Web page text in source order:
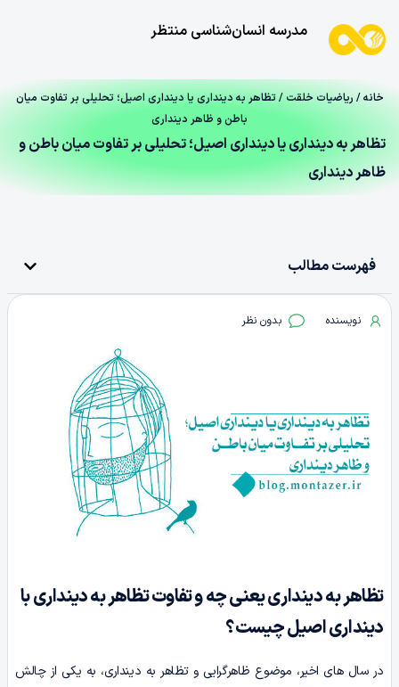
مدرسه انسان‌شناسی منتظر
خانه/ ریاضیات خلقت/ تظاهر به دینداری یا دینداری اصیل؛ تحلیلی بر تفاوت میان
باطن و ظاهر دینداری
تظاهر به دینداری یا دینداری اصیل؛ تحلیلی بر تفاوت میان باطن و
ظاهر دینداری
فهرست مطالب
نویسنده بدون نظر
تظاهر به دینداری یعنی چه و تفاوت تظاهر به دینداری با
دینداری اصیل چیست؟
در سال های اخیر، موضوع ظاهرگرایی و تظاهر به دینداری، به یکی از چالش